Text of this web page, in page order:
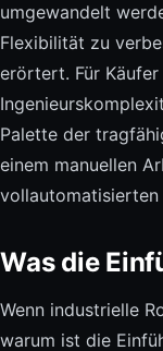
umgewandelt
Flexibilität zu
erörtert. Für
Palette der
einem manuellen
vollautomatisierten
Was die
Wenn industrielle
warum ist die